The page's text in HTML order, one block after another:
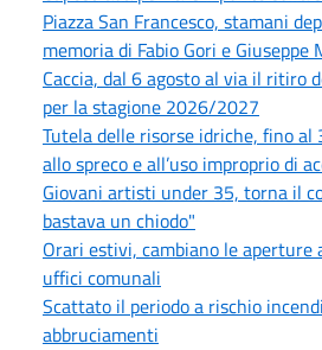
Piazza San Francesco, stamani
memoria di Fabio Gori e Giuseppe
Caccia, dal 6 agosto al via il ritiro
per la stagione 2026/2027
Tutela delle risorse idriche, fino
allo spreco e all’uso improprio di
Giovani artisti under 35, torna il
bastava un chiodo"
Orari estivi, cambiano le aperture
uffici comunali
Scattato il periodo a rischio
abbruciamenti